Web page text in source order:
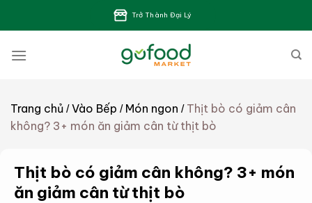
dung
Trở Thành Đại Lý
Trang chủ /Vào Bếp / Món ngon / Thịt bò có giảm cân
không? 3+ món ăn giảm cân từ thịt bò
Thịt bò có giảm cân không? 3+ món
ăn giảm cân từ thịt bò